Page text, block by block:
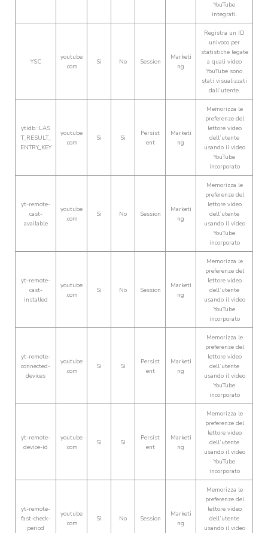
YouTube
integrati.
YSC
youtube
.com
Si No Session
Marketi
ng
Registra un ID
univoco per
statistiche legate
a quali video
YouTube sono
stati visualizzati
dall’utente.
ytidb::LAS
T_RESULT_
ENTRY_KEY
youtube
.com
Si Si
Persist
ent
Marketi
ng
Memorizza le
preferenze del
lettore video
dell’utente
usando il video
YouTube
incorporato
yt-remote-
cast-
available
youtube
.com
Si No Session
Marketi
ng
Memorizza le
preferenze del
lettore video
dell’utente
usando il video
YouTube
incorporato
yt-remote-
cast-
installed
youtube
.com
Si No Session
Marketi
ng
Memorizza le
preferenze del
lettore video
dell’utente
usando il video
YouTube
incorporato
yt-remote-
connected-
devices
youtube
.com
Si Si
Persist
ent
Marketi
ng
Memorizza le
preferenze del
lettore video
dell’utente
usando il video
YouTube
incorporato
yt-remote-
device-id
youtube
.com
Si Si
Persist
ent
Marketi
ng
Memorizza le
preferenze del
lettore video
dell’utente
usando il video
YouTube
incorporato
yt-remote-
fast-check-
period
youtube
.com
Si No Session
Marketi
ng
Memorizza le
preferenze del
lettore video
dell’utente
usando il video